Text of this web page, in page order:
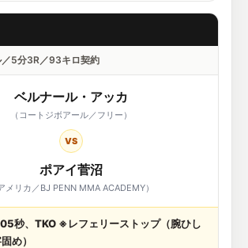
／5分3R／93キロ契約
ベルナール・アッカ
（コートジボアール／フリー）
VS
ポアイ菅沼
アメリカ／BJ PENN MMA ACADEMY）
秒、TKO ※レフェリーストップ（腕ひし
め）